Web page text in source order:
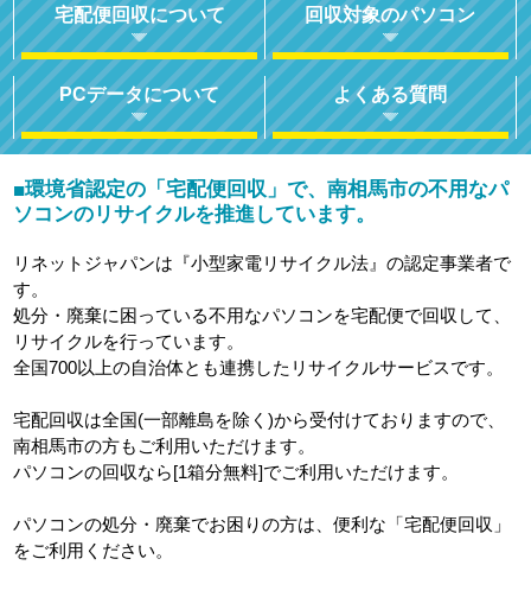
宅配便回収について 回収対象のパソコン
PCデータについて よくある質問
■環境省認定の「宅配便回収」で、南相馬市の不用なパ
ソコンのリサイクルを推進しています。
リネットジャパンは『小型家電リサイクル法』の認定事業者で
す。
処分・廃棄に困っている不用なパソコンを宅配便で回収して、
リサイクルを行っています。
全国700以上の自治体とも連携したリサイクルサービスです。
宅配回収は全国(一部離島を除く)から受付けておりますので、
南相馬市の方もご利用いただけます。
パソコンの回収なら[1箱分無料]でご利用いただけます。
パソコンの処分・廃棄でお困りの方は、便利な「宅配便回収」
をご利用ください。